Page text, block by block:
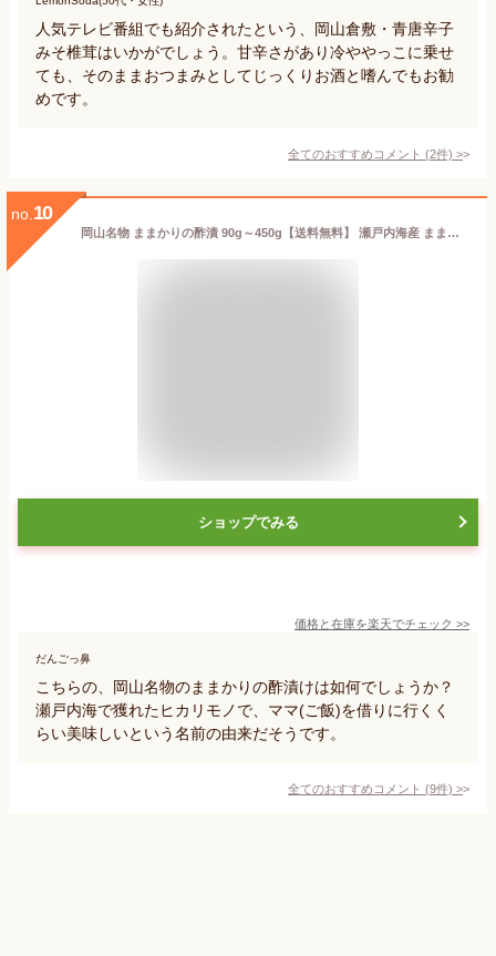
人気テレビ番組でも紹介されたという、岡山倉敷・青唐辛子
みそ椎茸はいかがでしょう。甘辛さがあり冷ややっこに乗せ
ても、そのままおつまみとしてじっくりお酒と嗜んでもお勧
めです。
全てのおすすめコメント (2件) >
no. 10
岡山名物 ままかりの酢漬 90g～450g【送料無料】 瀬戸内海産 ままかり 贈答用 ママカリ お祝 内祝 お返し 手土産 岡山県 郷土料理 お取り寄せ 御中元 お中元
ショップでみる
価格と在庫を楽天でチェック >>
だんごっ鼻
こちらの、岡山名物のままかりの酢漬けは如何でしょうか？
瀬戸内海で獲れたヒカリモノで、ママ(ご飯)を借りに行くく
らい美味しいという名前の由来だそうです。
全てのおすすめコメント (9件) >